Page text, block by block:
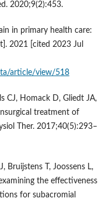
2020;9(2):453.
in primary health care:
2021 [cited 2023 Jul
article/view/518
CJ, Homack D, Gliedt JA,
treatment of
Ther. 2017;40(5):293–
Bruijstens T, Joossens L,
the effectiveness
for subacromial